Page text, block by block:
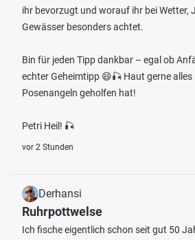
ihr bevorzugt und worauf ihr bei Wetter,
Gewässer besonders achtet.
Bin für jeden Tipp dankbar – egal ob
echter Geheimtipp 😄🎣 Haut gerne
Posenangeln geholfen hat!
Petri Heil! 🎣
vor 2 Stunden
Derhansi
Ruhrpottwelse
Ich fische eigentlich schon seit gut 50